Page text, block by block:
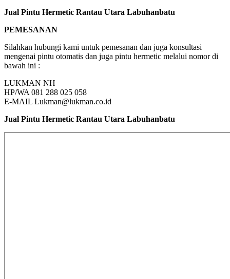
Jual Pintu Hermetic Rantau Utara Labuhanbatu
PEMESANAN
Silahkan hubungi kami untuk pemesanan dan juga konsultasi
mengenai pintu otomatis dan juga pintu hermetic melalui nomor di
bawah ini :
LUKMAN NH
HP/WA 081 288 025 058
E-MAIL Lukman@lukman.co.id
Jual Pintu Hermetic Rantau Utara Labuhanbatu